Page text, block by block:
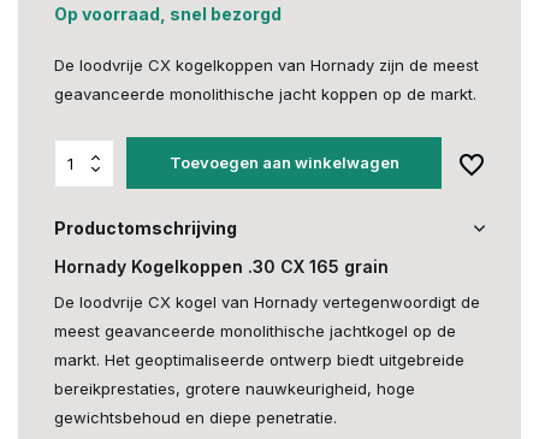
Op voorraad, snel bezorgd
De loodvrije CX kogelkoppen van Hornady zijn de meest
geavanceerde monolithische jacht koppen op de markt.
Toevoegen aan winkelwagen
Productomschrijving
Hornady Kogelkoppen .30 CX 165 grain
De loodvrije CX kogel van Hornady vertegenwoordigt de
meest geavanceerde monolithische jachtkogel op de
markt. Het geoptimaliseerde ontwerp biedt uitgebreide
bereikprestaties, grotere nauwkeurigheid, hoge
gewichtsbehoud en diepe penetratie.